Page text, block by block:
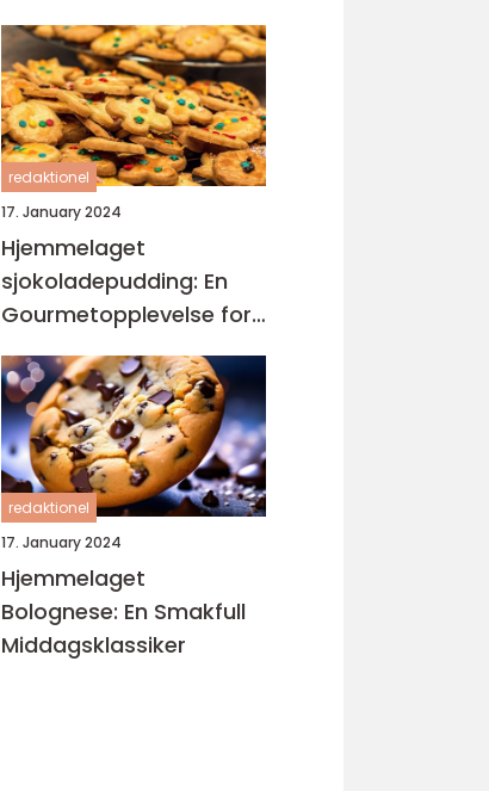
klassikeren
redaktionel
17. January 2024
Hjemmelaget
sjokoladepudding: En
Gourmetopplevelse for
Sjokoladeelskere
redaktionel
17. January 2024
Hjemmelaget
Bolognese: En Smakfull
Middagsklassiker